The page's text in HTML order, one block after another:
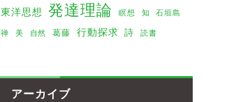
東洋思想 発達理論 瞑想 知
石垣島
禅
美 自然 葛藤 行動探求 詩 読書
アーカイブ